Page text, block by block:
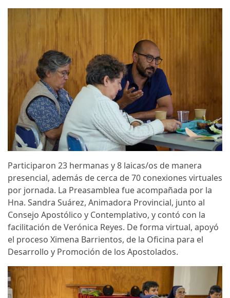
Participaron 23 hermanas y 8 laicas/os de manera
presencial, además de cerca de 70 conexiones virtuales
por jornada. La Preasamblea fue acompañada por la
Hna. Sandra Suárez, Animadora Provincial, junto al
Consejo Apostólico y Contemplativo, y contó con la
facilitación de Verónica Reyes. De forma virtual, apoyó
el proceso Ximena Barrientos, de la Oficina para el
Desarrollo y Promoción de los Apostolados.